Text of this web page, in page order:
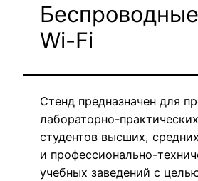
Wi-Fi
Стенд предназначен для
лабораторно-
студентов высших,
и профессионально-
учебных заведений с